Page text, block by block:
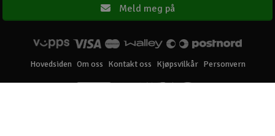
Meld meg på
Hovedsiden Om oss Kontakt oss Kjøpsvilkår Personvern